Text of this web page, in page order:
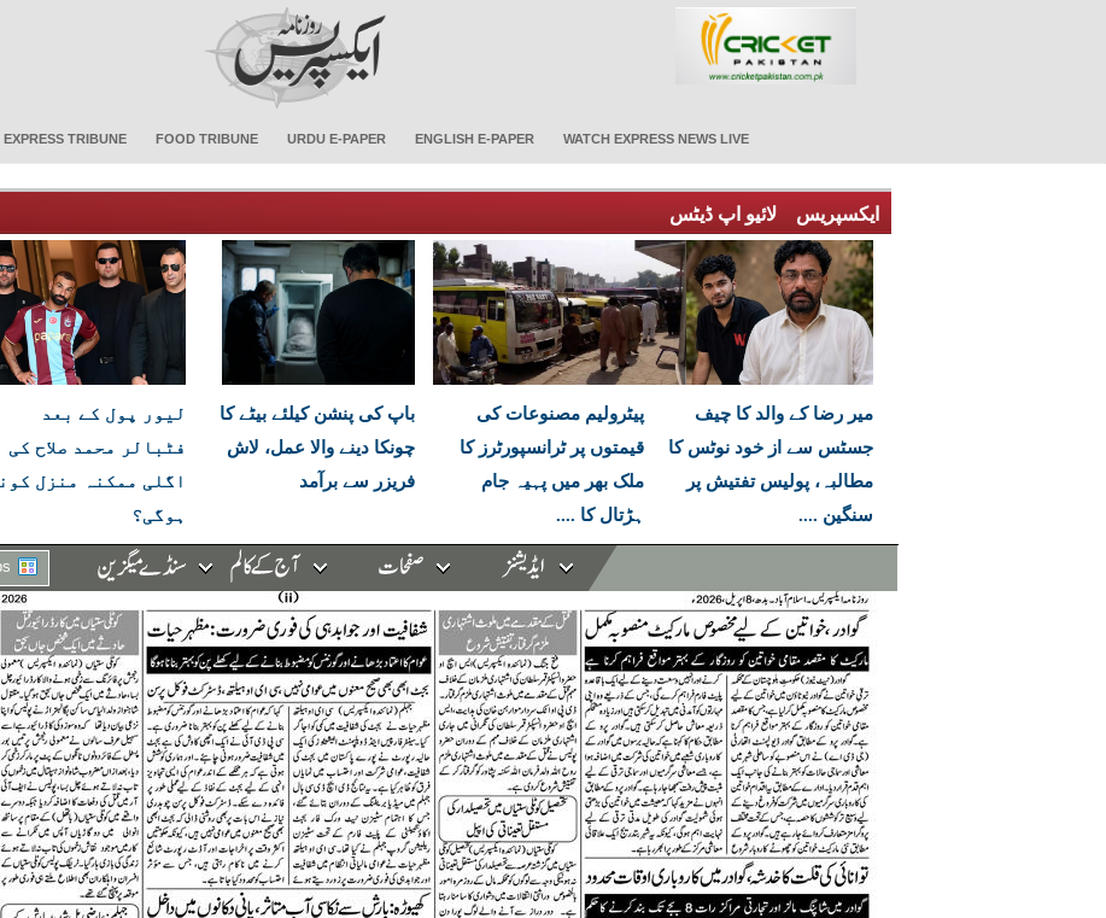
EXPRESS TRIBUNE FOOD TRIBUNE URDU E-PAPER ENGLISH E-PAPER WATCH EXPRESS NEWS LIVE
ایکسپریس لائیو اپ ڈیٹس
میر رضا کے والد کا چیف
جسٹس سے از خود نوٹس کا
مطالبہ، پولیس تفتیش پر
سنگین ....
پیٹرولیم مصنوعات کی
قیمتوں پر ٹرانسپورٹرز کا
ملک بھر میں پہیہ جام
ہڑتال کا ....
باپ کی پنشن کیلئے بیٹے کا
چونکا دینے والا عمل، لاش
فریزر سے برآمد
لیور پول کے بعد
فٹبالر محمد صلاح کی
اگلی ممکنہ منزل
ہوگی؟